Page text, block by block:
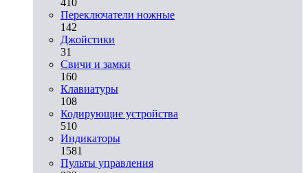
Переключатели ножные
142
Джойстики
31
Свичи и замки
160
Клавиатуры
108
Кодирующие устройства
510
Индикаторы
1581
Пульты управления